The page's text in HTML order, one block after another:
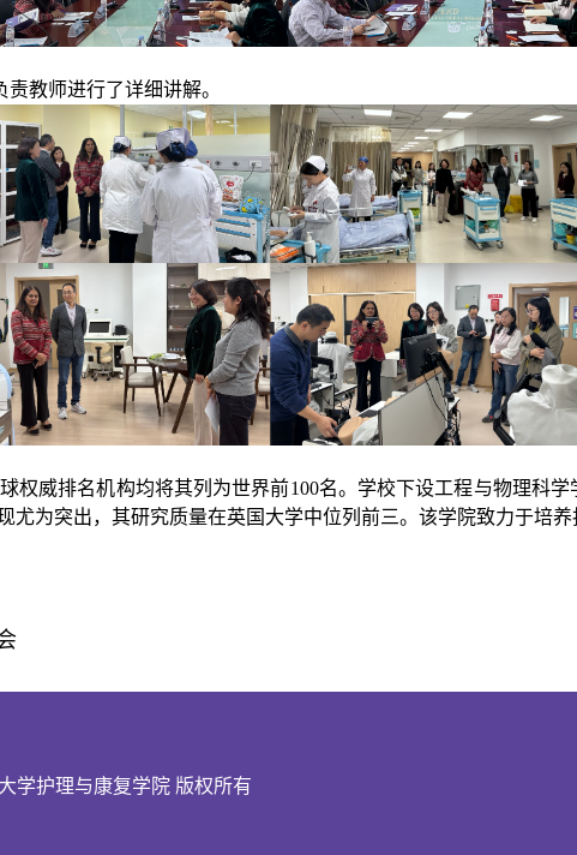
教师进行了详细讲解。
权威排名机构均将其列为世界前100名。学校下设工程与物理科
为突出，其研究质量在英国大学中位列前三。该学院致力于培
山东大学护理与康复学院 版权所有